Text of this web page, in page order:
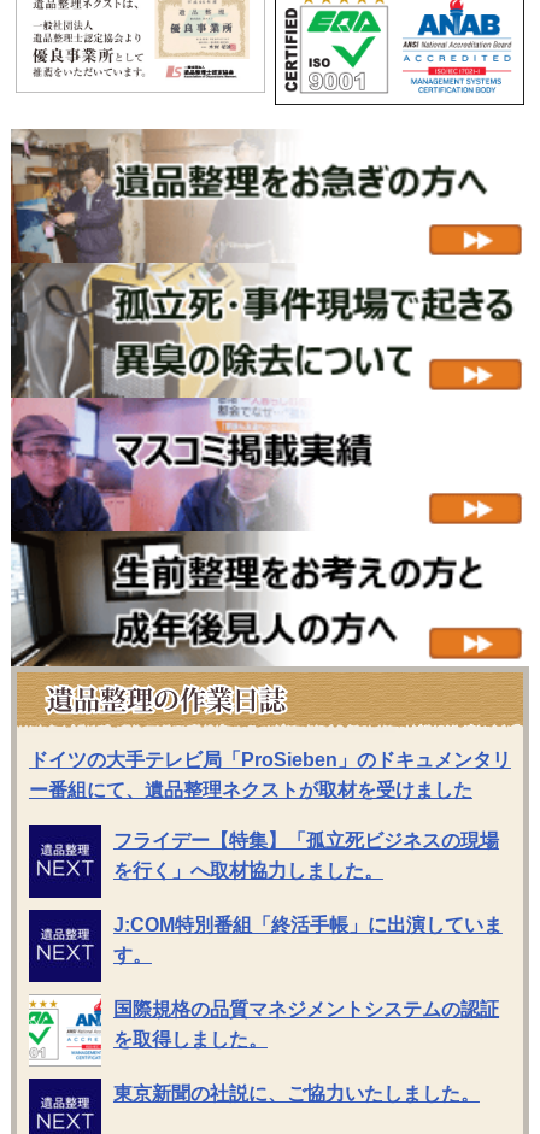
ドイツの大手テレビ局「ProSieben」のドキュメンタリ
ー番組にて、遺品整理ネクストが取材を受けました
フライデー【特集】「孤立死ビジネスの現場
を行く」へ取材協力しました。
J:COM特別番組「終活手帳」に出演していま
す。
国際規格の品質マネジメントシステムの認証
を取得しました。
東京新聞の社説に、ご協力いたしました。